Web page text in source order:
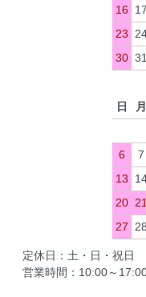
16 17
23
30 31
日
月
6
7
13
20 21
27
28
定休日：土・日・祝日
営業時間：10:00～